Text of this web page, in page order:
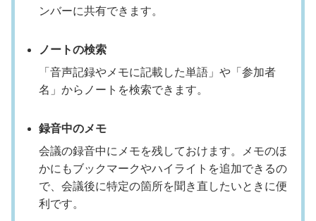
ンバーに共有できます。
ノートの検索
「音声記録やメモに記載した単語」や「参加者
名」からノートを検索できます。
録音中のメモ
会議の録音中にメモを残しておけます。メモのほ
かにもブックマークやハイライトを追加できるの
で、会議後に特定の箇所を聞き直したいときに便
利です。